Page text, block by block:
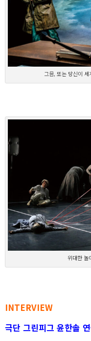
그믐, 또는 당신이
위대한 놀
INTERVIEW
극단 그린피그 윤한솔